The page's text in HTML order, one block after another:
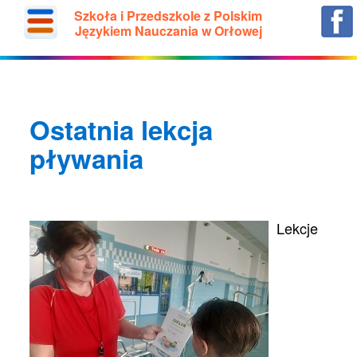
Szkoła i Przedszkole z Polskim
Językiem Nauczania w Orłowej
Ostatnia lekcja
pływania
Lekcje